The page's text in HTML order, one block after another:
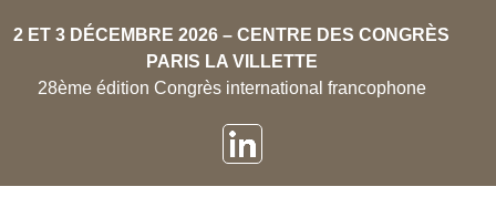
2 ET 3 DÉCEMBRE 2026 – CENTRE DES CONGRÈS
PARIS LA VILLETTE
28ème édition Congrès international francophone